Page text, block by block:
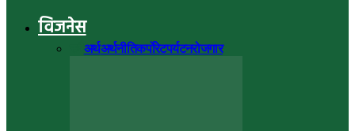
विजनेस
अर्थअर्थनीतिकर्पोरेटपर्यटनरोजगार